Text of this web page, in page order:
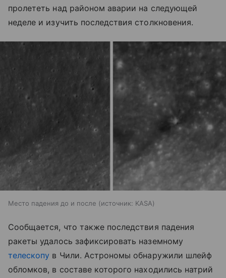
пролететь над районом аварии на следующей
неделе и изучить последствия столкновения.
Место падения до и после источник: KASA
Сообщается, что также последствия падения
ракеты удалось зафиксировать наземному
телескопу в Чили. Астрономы обнаружили шлейф
обломков, в составе которого находились натрий